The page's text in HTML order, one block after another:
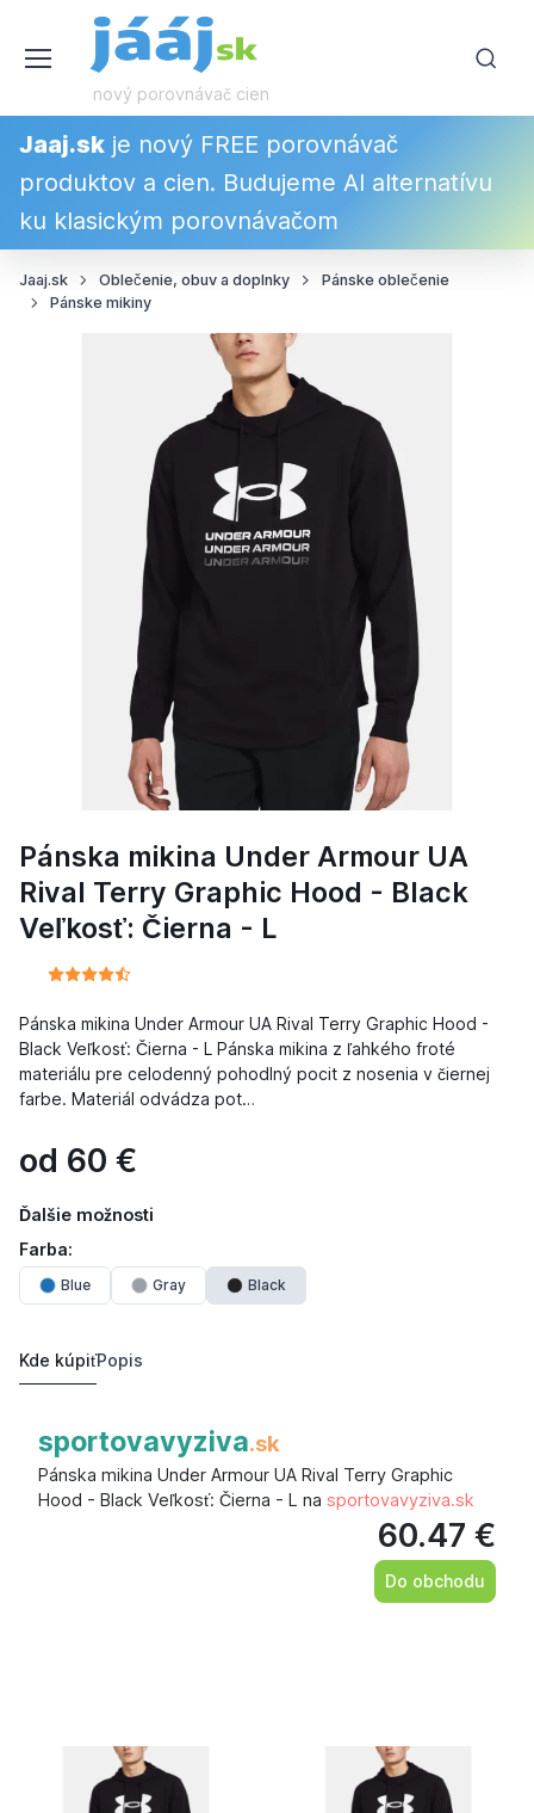
nový porovnávač cien
Jaaj.sk je nový FREE porovnávač
produktov a cien. Budujeme AI alternatívu
ku klasickým porovnávačom
Jaaj.sk Oblečenie, obuv a doplnky
Pánske oblečenie
Pánske mikiny
Pánska mikina Under Armour UA
Rival Terry Graphic Hood - Black
Veľkosť: Čierna - L
Pánska mikina Under Armour UA Rival Terry Graphic Hood -
Black Veľkosť: Čierna - L Pánska mikina z ľahkého froté
materiálu pre celodenný pohodlný pocit z nosenia v čiernej
farbe. Materiál odvádza pot…
od 60 €
Ďalšie možnosti
Farba:
Blue Gray Black
Kde kúpiťPopis
sportovavyziva.sk
Pánska mikina Under Armour UA Rival Terry Graphic
Hood - Black Veľkosť: Čierna - L na sportovavyziva.sk
60.47 €
Do obchodu